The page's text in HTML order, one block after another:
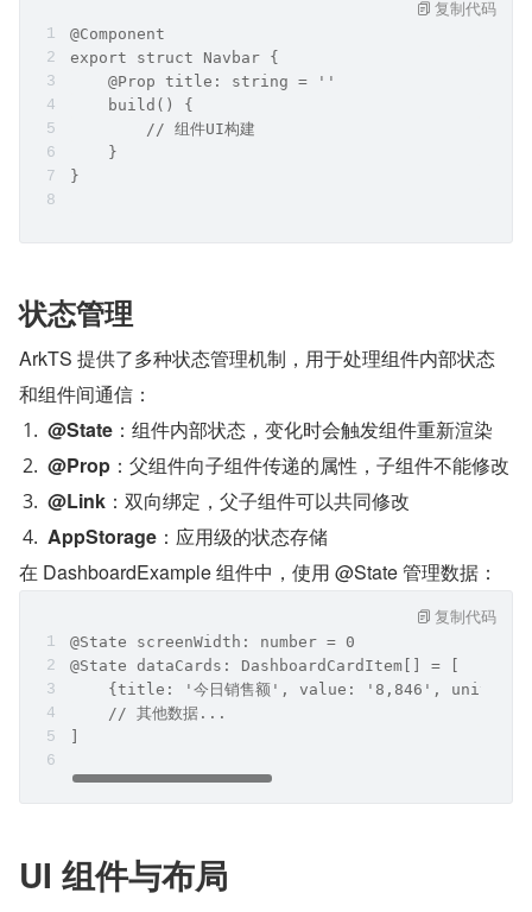
@Component
export struct Navbar {
@Prop title: string = ''
build() {
// 组件UI构建
}
}
复制代码
状态管理
ArkTS 提供了多种状态管理机制，用于处理组件内部状态
和组件间通信：
@State ：组件内部状态，变化时会触发组件重新渲染
@Prop ：父组件向子组件传递的属性，子组件不能修改
@Link ：双向绑定，父子组件可以共同修改
AppStorage ：应用级的状态存储
在 DashboardExample 组件中，使用 @State 管理数据：
@State screenWidth: number = 0
@State dataCards: DashboardCardItem[] = [
{title: '今日销售额', value: '8,846', unit: '元
// 其他数据...
复制代码
UI 组件与布局